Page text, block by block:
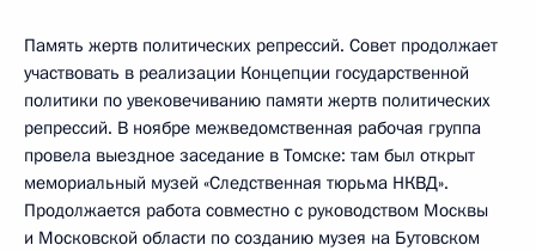
Память жертв политических репрессий. Совет продолжает
участвовать в реализации Концепции государственной
политики по увековечиванию памяти жертв политических
репрессий. В ноябре межведомственная рабочая группа
провела выездное заседание в Томске: там был открыт
мемориальный музей «Следственная тюрьма НКВД».
Продолжается работа совместно с руководством Москвы
и Московской области по созданию музея на Бутовском